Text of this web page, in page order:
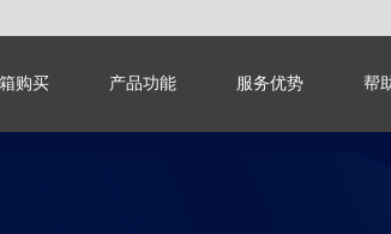
购买 产品功能 服务优势 帮